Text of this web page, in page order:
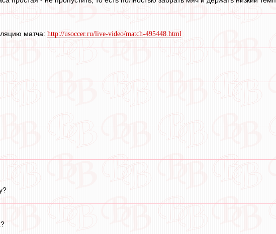
матча: http://usoccer.ru/live-video/match-495448.html